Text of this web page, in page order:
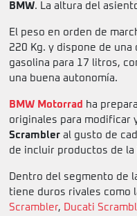
BMW. La altura del
El peso en orden de
220 Kg. y dispone de
gasolina para 17 litros,
una buena autonomía.
BMW Motorrad ha
originales para modificar
Scrambler al gusto de
de incluir productos de la
Dentro del segmento de
tiene duros rivales como
Scrambler, Ducati